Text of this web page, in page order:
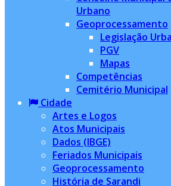
Urbano
Geoprocessamento
Legislação
PGV
Mapas
Competências
Cemitério Municipal
Cidade
Artes e Logos
Atos Municipais
Dados (IBGE)
Feriados Municipais
Geoprocessamento
História de Sarandi